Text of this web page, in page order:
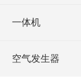
一体机
空气发生器